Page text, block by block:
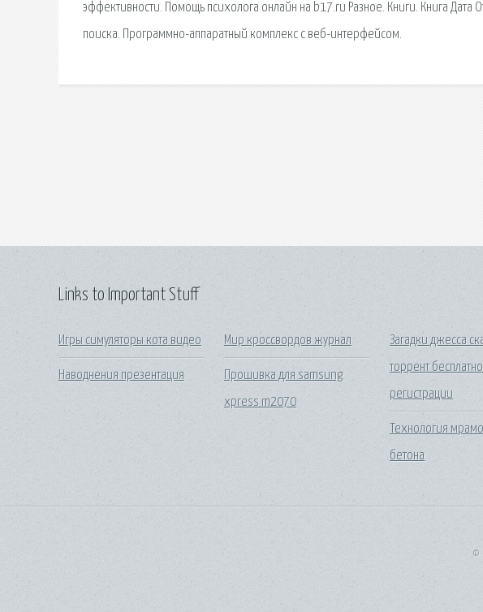
эффективности. Помощь психолога онлайн на b17.ru Разное. Книги. Книга Дата
поиска. Программно-аппаратный комплекс с веб-интерфейсом.
Links to Important Stuff
Игры симуляторы кота видео
Наводнения презентация
Мир кроссвордов журнал
Прошивка для samsung
xpress m2070
Загадки джесса
торрент
регистрации
Технология
бетона
©